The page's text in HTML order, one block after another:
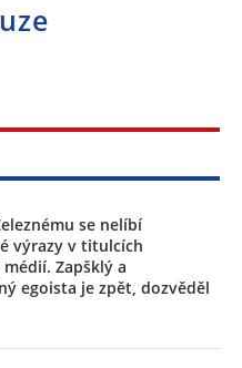
se nelíbí
výrazy v titulcích
Zapšklý a
egoista je zpět, dozvěděl